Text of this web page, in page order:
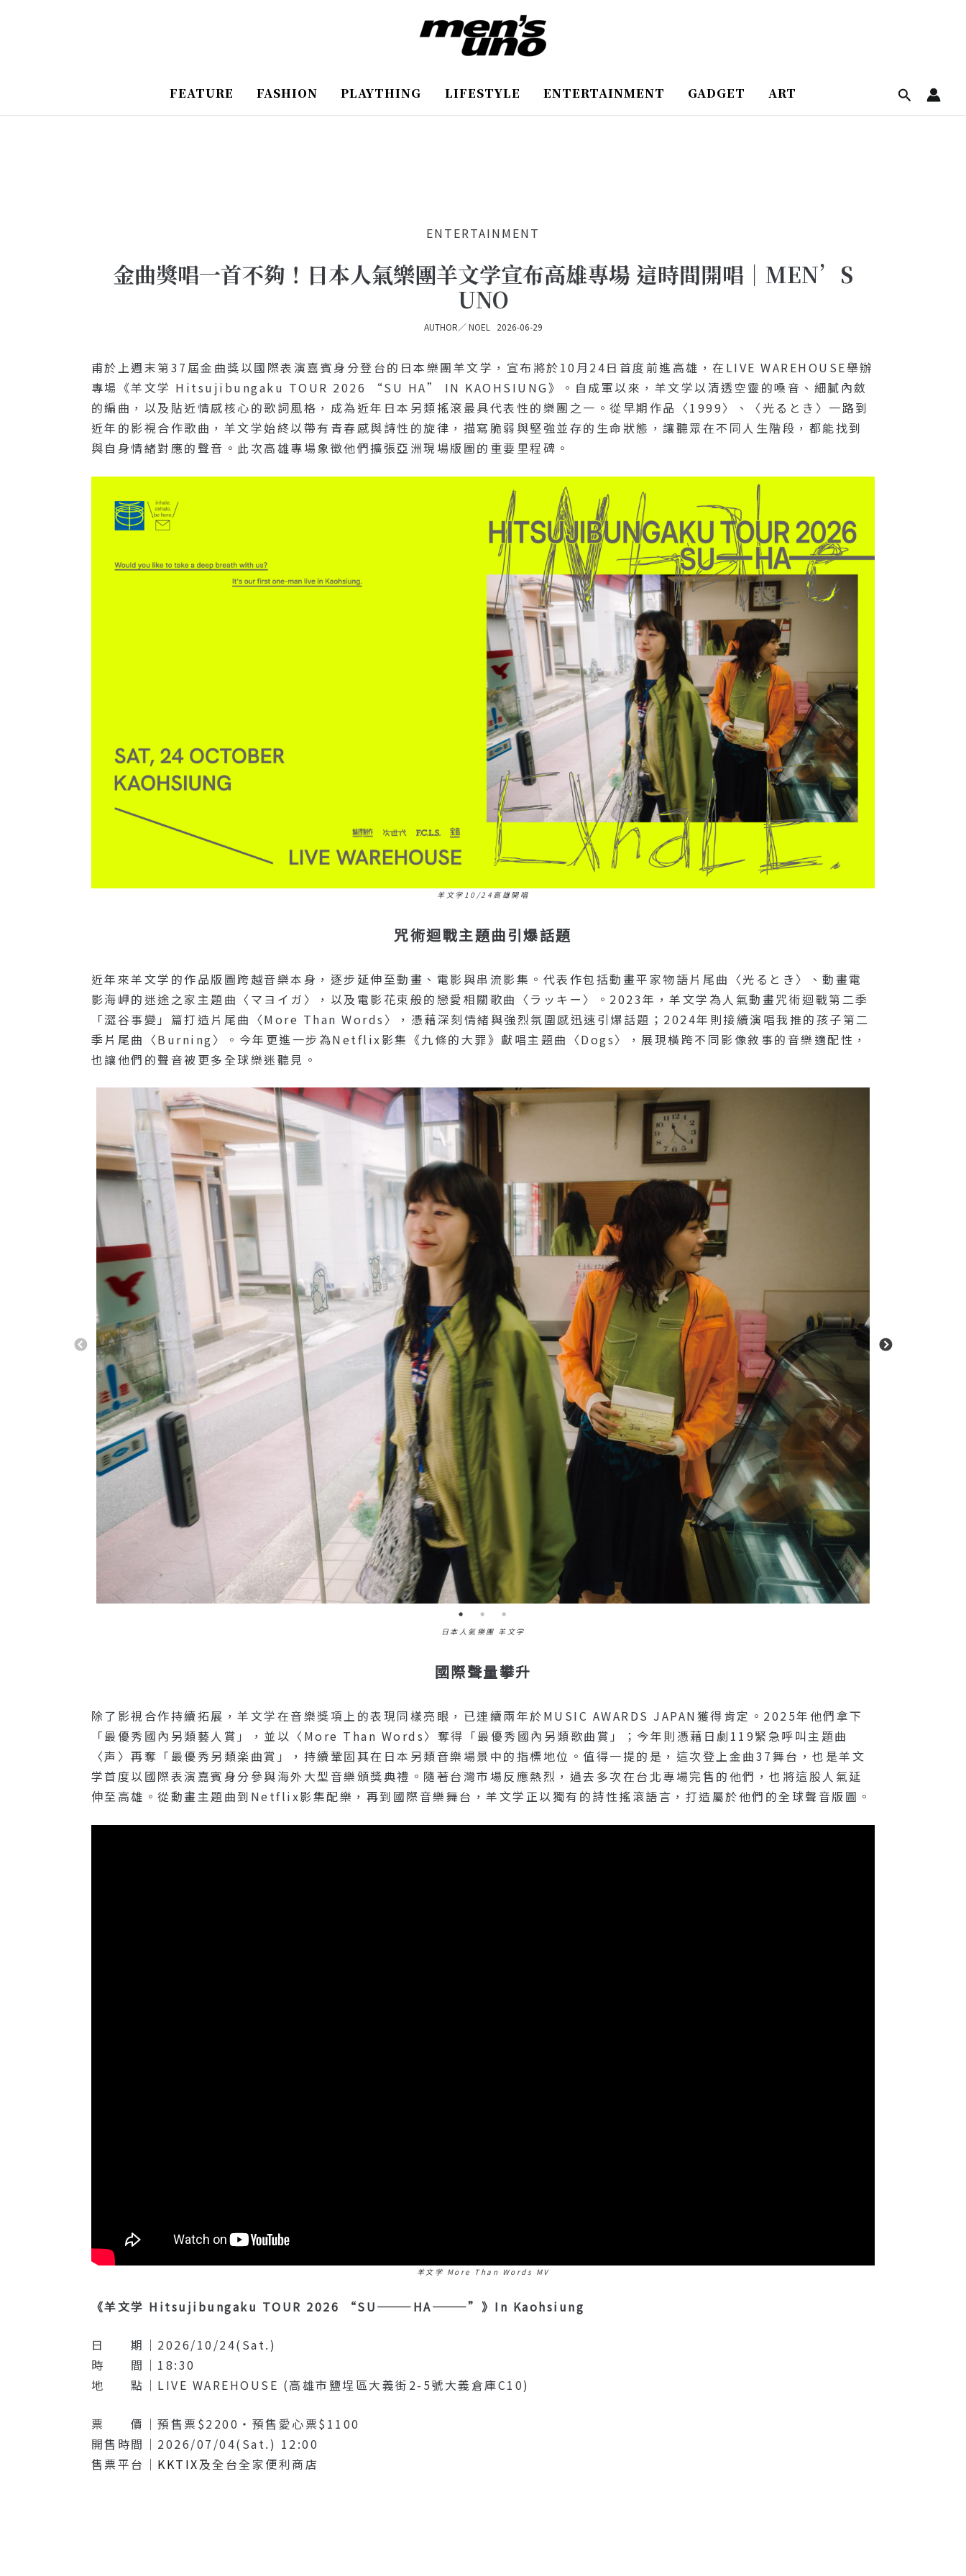
容
FEATURE FASHION PLAYTHING LIFESTYLE ENTERTAINMENT GADGET ART
ENTERTAINMENT
金曲獎唱一首不夠！日本人氣樂團羊文学宣布高雄專場 這時間開唱｜MEN’S
UNO
AUTHOR／ NOEL 2026-06-29
甫於上週末第37屆金曲獎以國際表演嘉賓身分登台的日本樂團羊文学，宣布將於10月24日首度前進高雄，在LIVE WAREHOUSE舉辦
專場《羊文学 Hitsujibungaku TOUR 2026 “SU HA” IN KAOHSIUNG》。自成軍以來，羊文学以清透空靈的嗓音、細膩內斂
的編曲，以及貼近情感核心的歌詞風格，成為近年日本另類搖滾最具代表性的樂團之一。從早期作品〈1999〉、〈光るとき〉一路到
近年的影視合作歌曲，羊文学始終以帶有青春感與詩性的旋律，描寫脆弱與堅強並存的生命狀態，讓聽眾在不同人生階段，都能找到
與自身情緒對應的聲音。此次高雄專場象徵他們擴張亞洲現場版圖的重要里程碑。
羊文学10/24高雄開唱
咒術迴戰主題曲引爆話題
近年來羊文学的作品版圖跨越音樂本身，逐步延伸至動畫、電影與串流影集。代表作包括動畫平家物語片尾曲〈光るとき〉、動畫電
影海岬的迷途之家主題曲〈マヨイガ〉，以及電影花束般的戀愛相關歌曲〈ラッキー〉。2023年，羊文学為人氣動畫咒術迴戰第二季
「澀谷事變」篇打造片尾曲〈more Than Words〉，憑藉深刻情緒與強烈氛圍感迅速引爆話題；2024年則接續演唱我推的孩子第二
季片尾曲〈Burning〉。今年更進一步為Netflix影集《九條的大罪》獻唱主題曲〈Dogs〉，展現橫跨不同影像敘事的音樂適配性，
也讓他們的聲音被更多全球樂迷聽見。
日本人氣樂團 羊文学
國際聲量攀升
除了影視合作持續拓展，羊文学在音樂獎項上的表現同樣亮眼，已連續兩年於MUSIC AWARDS JAPAN獲得肯定。2025年他們拿下
「最優秀國內另類藝人賞」，並以〈more Than Words〉奪得「最優秀國內另類歌曲賞」；今年則憑藉日劇119緊急呼叫主題曲
〈声〉再奪「最優秀另類楽曲賞」，持續鞏固其在日本另類音樂場景中的指標地位。值得一提的是，這次登上金曲37舞台，也是羊文
学首度以國際表演嘉賓身分參與海外大型音樂頒獎典禮。隨著台灣市場反應熱烈，過去多次在台北專場完售的他們，也將這股人氣延
伸至高雄。從動畫主題曲到Netflix影集配樂，再到國際音樂舞台，羊文学正以獨有的詩性搖滾語言，打造屬於他們的全球聲音版圖。
羊文学 More Than Words MV
《羊文学 Hitsujibungaku TOUR 2026 “SU———HA———”》in Kaohsiung
日 期｜2026/10/24(Sat.)
時 間｜18:30
地 點｜LIVE WAREHOUSE (高雄市鹽埕區大義街2-5號大義倉庫C10)
票 價｜預售票$2200・預售愛心票$1100
開售時間｜2026/07/04(Sat.) 12:00
售票平台｜ KKTIX及全台全家便利商店